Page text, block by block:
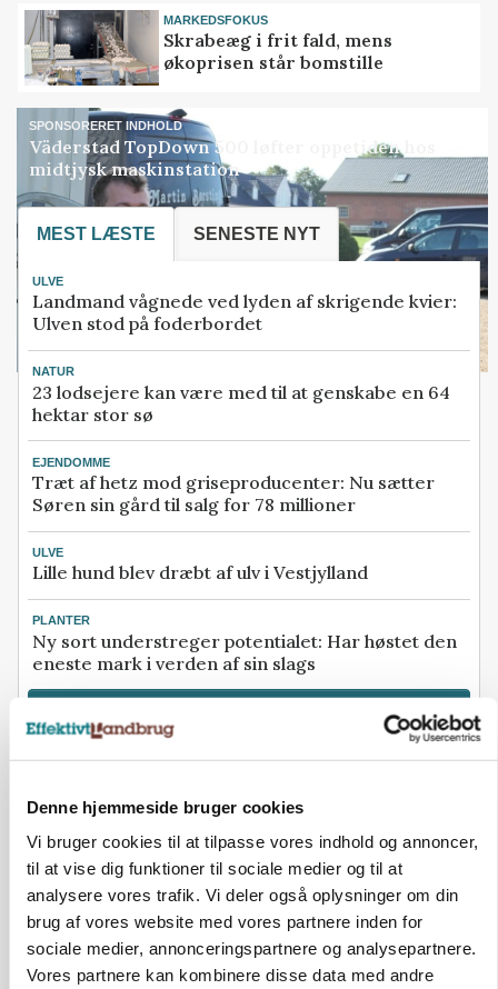
Denne hjemmeside bruger cookies
Vi bruger cookies til at tilpasse vores indhold og annoncer,
til at vise dig funktioner til sociale medier og til at
analysere vores trafik. Vi deler også oplysninger om din
brug af vores website med vores partnere inden for
sociale medier, annonceringspartnere og analysepartnere.
Vores partnere kan kombinere disse data med andre
MARKEDSFOKUS
Skrabeæg i frit fald, mens
økoprisen står bomstille
SPONSORERET INDHOLD
Väderstad TopDown 500 løfter oppetiden hos
midtjysk maskinstation
MEST LÆSTE SENESTE NYT
ULVE
Landmand vågnede ved lyden af skrigende kvier:
Ulven stod på foderbordet
NATUR
23 lodsejere kan være med til at genskabe en 64
hektar stor sø
EJENDOMME
Træt af hetz mod griseproducenter: Nu sætter
Søren sin gård til salg for 78 millioner
ULVE
Lille hund blev dræbt af ulv i Vestjylland
PLANTER
Ny sort understreger potentialet: Har høstet den
eneste mark i verden af sin slags
Loading...